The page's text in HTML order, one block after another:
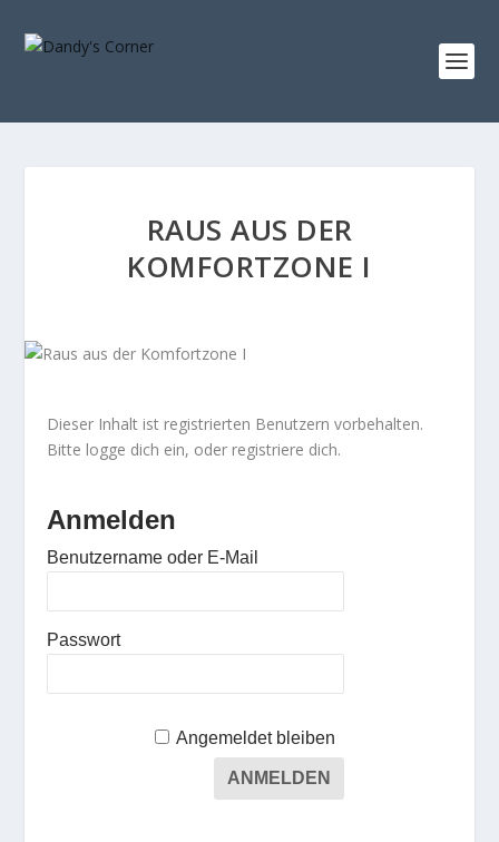
RAUS AUS DER
KOMFORTZONE I
Dieser Inhalt ist registrierten Benutzern vorbehalten.
Bitte logge dich ein, oder registriere dich.
Anmelden
Benutzername oder E-Mail
Passwort
Angemeldet bleiben